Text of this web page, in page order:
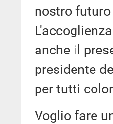
nostro
anche il
presidente
per tutti
Voglio fare